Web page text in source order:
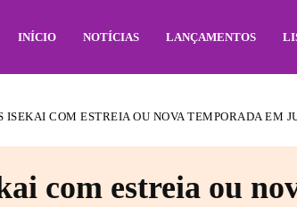
INÍCIO NOTÍCIAS LANÇAMENTOS
ISEKAI COM ESTREIA OU NOVA TEMPORADA EM
com estreia ou